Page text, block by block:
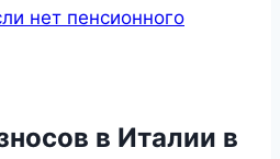
нет пенсионного
в Италии в